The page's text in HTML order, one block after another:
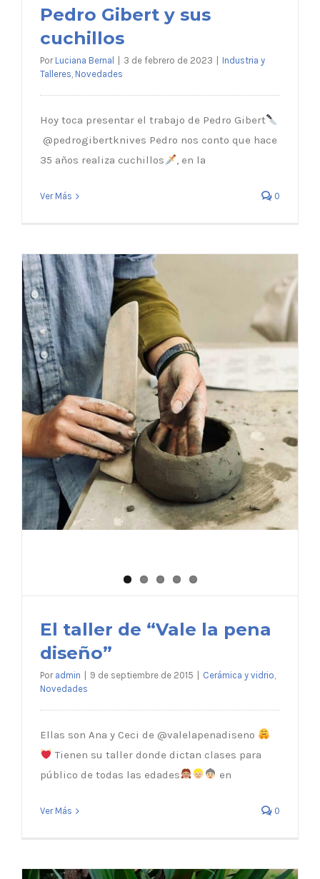
Pedro Gibert y sus
cuchillos
Por Luciana Bernal 3 de febrero de 2023
Industria y
Talleres, Novedades
Hoy toca presentar el trabajo de Pedro Gibert
@pedrogibertknives Pedro nos conto que hace
35 años realiza cuchillos
, en la
Ver Más 0
El taller de “Vale la pena diseño”
El taller de “Vale la pena
diseño”
Por admin 9 de septiembre de 2015 Cerámica y vidrio
Novedades
Ellas son Ana y Ceci de @valelapenadiseno
Tienen su taller donde dictan clases para
público de todas las edades
en
Ver Más 0